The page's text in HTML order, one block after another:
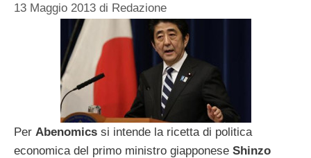
13 Maggio 2013 di Redazione
Per Abenomics si intende la ricetta di politica
economica del primo ministro giapponese Shinzo